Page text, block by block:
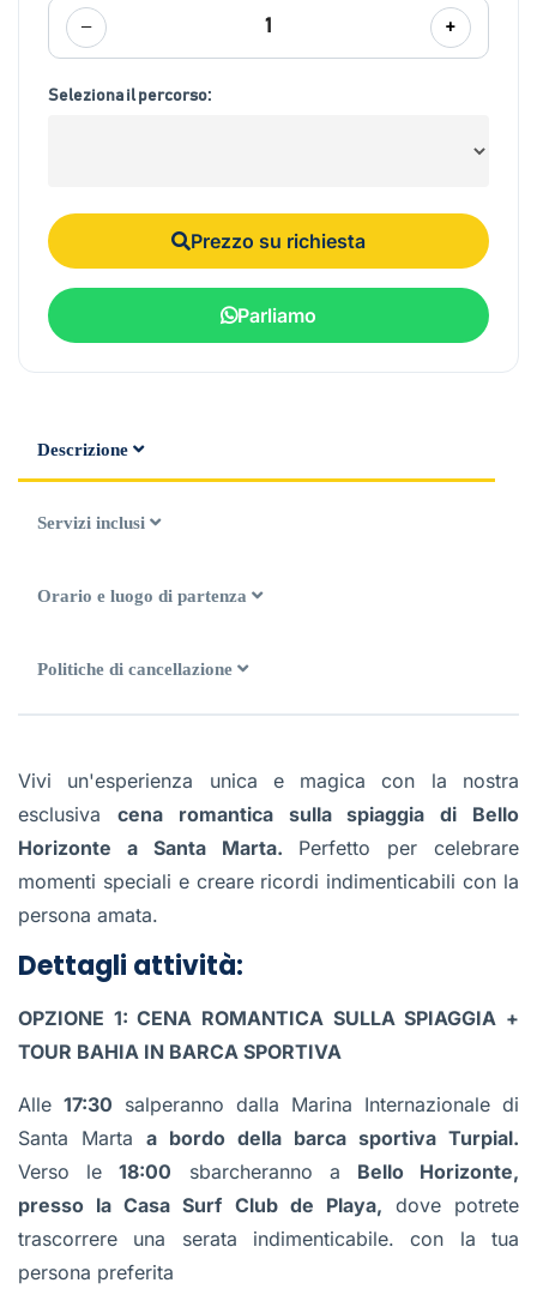
− 1 +
Seleziona il percorso:
Prezzo su richiesta
Parliamo
Descrizione
Servizi inclusi
Orario e luogo di partenza
Politiche di cancellazione
Vivi un'esperienza unica e magica con la nostra
esclusiva cena romantica sulla spiaggia di Bello
Horizonte a Santa Marta. Perfetto per celebrare
momenti speciali e creare ricordi indimenticabili con la
persona amata.
Dettagli attività:
OPZIONE 1: CENA ROMANTICA SULLA SPIAGGIA +
TOUR BAHIA IN BARCA SPORTIVA
Alle 17:30 salperanno dalla Marina Internazionale di
Santa Marta a bordo della barca sportiva Turpial.
Verso le18:00 sbarcheranno a Bello Horizonte,
presso la Casa Surf Club de Playa, dove potrete
trascorrere una serata indimenticabile. con la tua
persona preferita